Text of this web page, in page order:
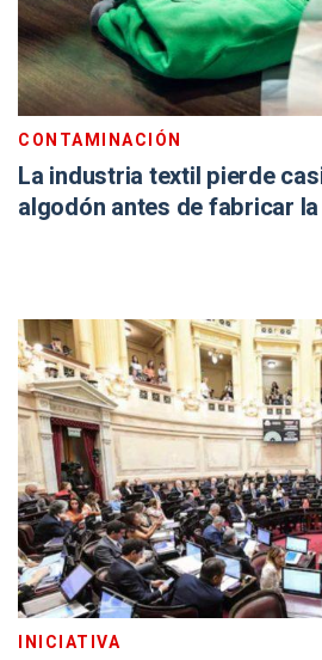
CONTAMINACIÓN
La industria textil pierde
algodón antes de fabricar
INICIATIVA